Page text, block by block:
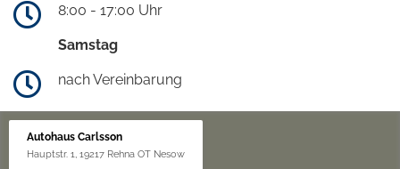
8:00 - 17:00 Uhr
Samstag
nach Vereinbarung
Autohaus Carlsson
Hauptstr. 1, 19217 Rehna OT Nesow